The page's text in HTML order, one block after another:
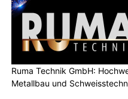
Ruma Technik GmbH:
Metallbau und